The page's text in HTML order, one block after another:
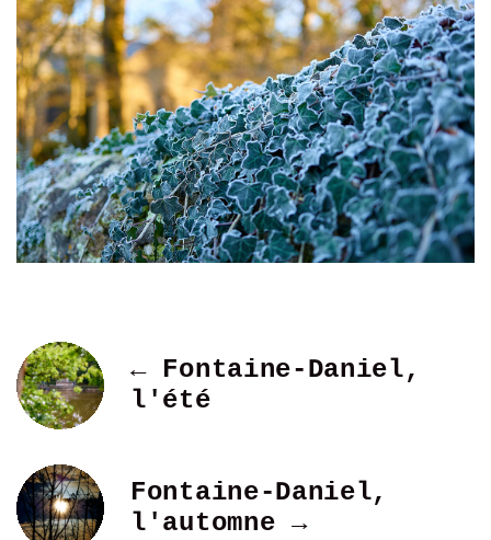
← Fontaine-Daniel,
l'été
Fontaine-Daniel,
l'automne →